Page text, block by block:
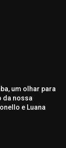
um olhar para
da nossa
e Luana